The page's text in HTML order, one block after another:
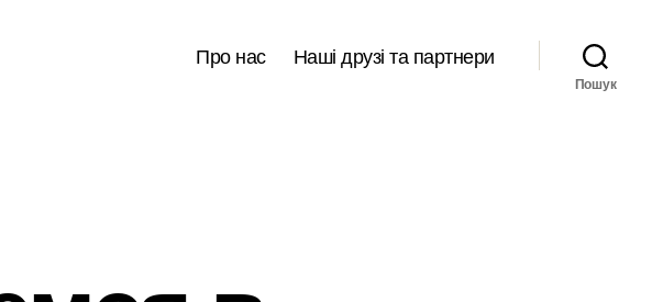
Про нас Наші друзі та партнери
Пошук